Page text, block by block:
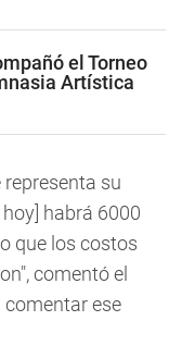
el Torneo
Artística
su
habrá 6000
que los costos
comentó el
comentar ese